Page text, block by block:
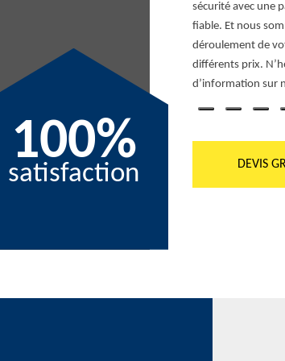
100%
satisfaction
bureau, maison, appartement, etc.)
sécurité avec une
fiable. Et nous
déroulement de
différents prix.
d’information sur
DEVIS